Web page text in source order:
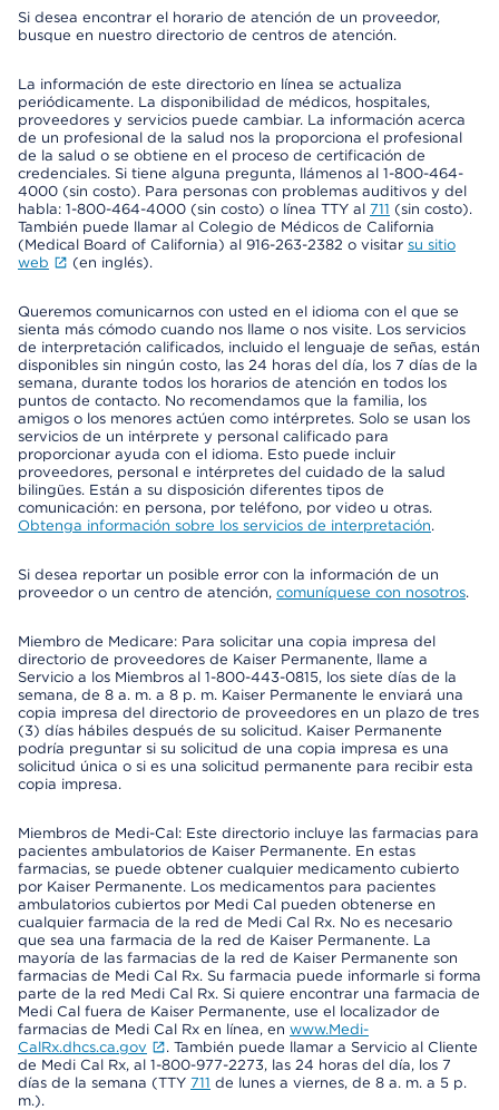
Si desea encontrar el horario de atención de un proveedor,
busque en nuestro directorio de centros de atención.
La información de este directorio en línea se actualiza
periódicamente. La disponibilidad de médicos, hospitales,
proveedores y servicios puede cambiar. La información acerca
de un profesional de la salud nos la proporciona el profesional
de la salud o se obtiene en el proceso de certificación de
credenciales. Si tiene alguna pregunta, llámenos al 1-800-464-
4000 (sin costo). Para personas con problemas auditivos y del
habla: 1-800-464-4000 (sin costo) o línea TTY al 711 (sin costo).
También puede llamar al Colegio de Médicos de California
(Medical Board of California) al 916-263-2382 o visitar su sitio
web
(en inglés).
Queremos comunicarnos con usted en el idioma con el que se
sienta más cómodo cuando nos llame o nos visite. Los servicios
de interpretación calificados, incluido el lenguaje de señas, están
disponibles sin ningún costo, las 24 horas del día, los 7 días de la
semana, durante todos los horarios de atención en todos los
puntos de contacto. No recomendamos que la familia, los
amigos o los menores actúen como intérpretes. Solo se usan los
servicios de un intérprete y personal calificado para
proporcionar ayuda con el idioma. Esto puede incluir
proveedores, personal e intérpretes del cuidado de la salud
bilingües. Están a su disposición diferentes tipos de
comunicación: en persona, por teléfono, por video u otras.
Obtenga información sobre los servicios de interpretación.
Si desea reportar un posible error con la información de un
proveedor o un centro de atención, comuníquese con nosotros.
Miembro de Medicare: Para solicitar una copia impresa del
directorio de proveedores de Kaiser Permanente, llame a
Servicio a los Miembros al 1-800-443-0815, los siete días de la
semana, de 8 a. m. a 8 p. m. Kaiser Permanente le enviará una
copia impresa del directorio de proveedores en un plazo de tres
(3) días hábiles después de su solicitud. Kaiser Permanente
podría preguntar si su solicitud de una copia impresa es una
solicitud única o si es una solicitud permanente para recibir esta
copia impresa.
Miembros de Medi-Cal: Este directorio incluye las farmacias para
pacientes ambulatorios de Kaiser Permanente. En estas
farmacias, se puede obtener cualquier medicamento cubierto
por Kaiser Permanente. Los medicamentos para pacientes
ambulatorios cubiertos por Medi Cal pueden obtenerse en
cualquier farmacia de la red de Medi Cal Rx. No es necesario
que sea una farmacia de la red de Kaiser Permanente. La
mayoría de las farmacias de la red de Kaiser Permanente son
farmacias de Medi Cal Rx. Su farmacia puede informarle si forma
parte de la red Medi Cal Rx. Si quiere encontrar una farmacia de
Medi Cal fuera de Kaiser Permanente, use el localizador de
farmacias de Medi Cal Rx en línea, en www.Medi-
CalRx.dhcs.ca.gov
. También puede llamar a Servicio al Cliente
de Medi Cal Rx, al 1-800-977-2273, las 24 horas del día, los 7
días de la semana (TTY 711 de lunes a viernes, de 8 a. m. a 5 p.
m.).